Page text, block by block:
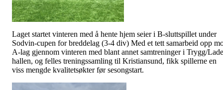
Laget startet vinteren med å hente hjem seier i B-sluttspillet under
Sodvin-cupen for breddelag (3-4 div) Med et tett samarbeid opp
A-lag gjennom vinteren med blant annet samtreninger i Trygg/Lade
hallen, og felles treningssamling til Kristiansund, fikk spillerne en
viss mengde kvalitetsøkter før sesongstart.